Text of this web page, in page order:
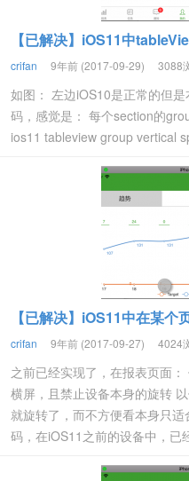
【已解决】iOS11中
crifan 9年前 (2017-09-29) 3088
如图： 左边iOS10是正常的但
码，感觉是： 每个section的
ios11 tableview group vertical
【已解决】iOS11中在某个
crifan 9年前 (2017-09-27) 4024
之前已经实现了，在报表页面
横屏，且禁止设备本身的旋转
就旋转了，而不方便看本身只
码，在iOS11之前的设备中，已